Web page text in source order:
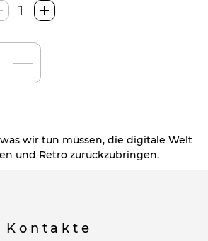
FIAT
Maluch
Vyriška
Menge
wir tun müssen, die digitale Welt
und Retro zurückzubringen.
Kontakte